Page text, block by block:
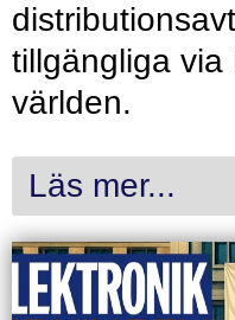
tillgängliga via
världen.
Läs mer...